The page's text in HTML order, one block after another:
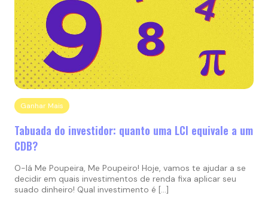
Ganhar Mais
Tabuada do investidor: quanto uma LCI equivale a um
CDB?
O-lá Me Poupeira, Me Poupeiro! Hoje, vamos te ajudar a se
decidir em quais investimentos de renda fixa aplicar seu
suado dinheiro! Qual investimento é […]